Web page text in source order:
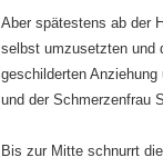
Aber spätestens ab der
selbst umzusetzten und
geschilderten
und der Schmerzenfrau
Bis zur Mitte schnurrt